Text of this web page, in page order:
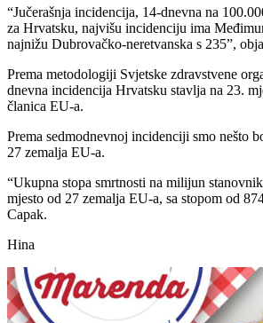
“Jučerašnja incidencija, 14-dnevna na
za Hrvatsku, najvišu incidenciju ima
najnižu Dubrovačko-neretvanska s 235”,
Prema metodologiji Svjetske zdravstvene
dnevna incidencija Hrvatsku stavlja na 23.
članica EU-a.
Prema sedmodnevnoj incidenciji smo nešto
27 zemalja EU-a.
“Ukupna stopa smrtnosti na milijun
mjesto od 27 zemalja EU-a, sa stopom od
Capak.
Hina